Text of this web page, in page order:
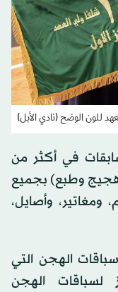
للون الوضح (نادي الأبل)
في أكثر من
وهجيج وطبع) بجميع
ومغاتير، وأصايل،
الهجن التي
لسباقات الهجن